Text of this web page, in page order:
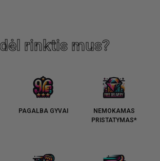
rinktis mus?
PAGALBA GYVAI
NEMOKAMAS
PRISTATYMAS*